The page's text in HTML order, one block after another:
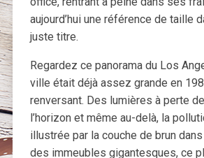
aujourd’hui une référence de taille
juste titre.
Regardez ce panorama du Los
ville était déjà assez grande en
renversant. Des lumières à perte de
l’horizon et même au-delà, la
illustrée par la couche de brun
des immeubles gigantesques, ce